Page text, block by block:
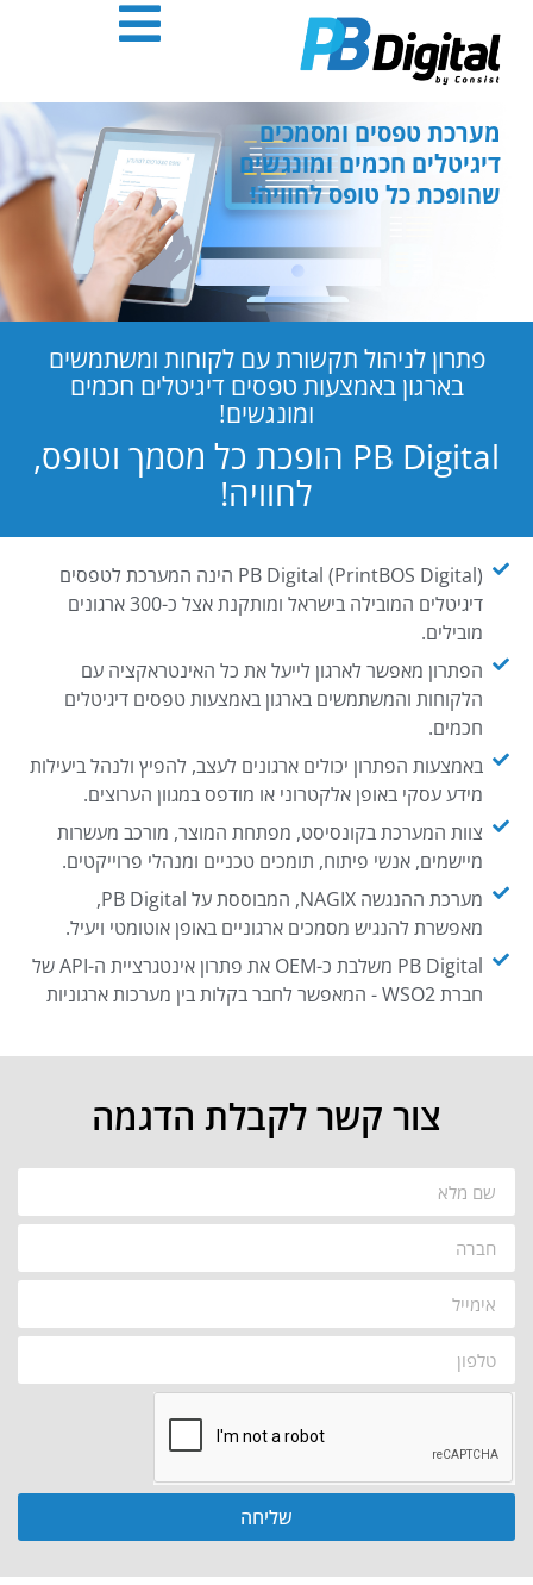
אנטר
מערכת טפסים ומסמכים
דיגיטלים חכמים ומונגשים
שהופכת כל טופס לחוויה!
פתרון לניהול תקשורת עם לקוחות ומשתמשים
בארגון באמצעות טפסים דיגיטלים חכמים
ומונגשים!
PB Digital הופכת כל מסמך וטופס,
לחוויה!
PB Digital (PrintBOS Digital) הינה המערכת לטפסים
דיגיטלים המובילה בישראל ומותקנת אצל כ-300 ארגונים
מובילים.
הפתרון מאפשר לארגון לייעל את כל האינטראקציה עם
הלקוחות והמשתמשים בארגון באמצעות טפסים דיגיטלים
חכמים.
באמצעות הפתרון יכולים ארגונים לעצב, להפיץ ולנהל ביעילות
מידע עסקי באופן אלקטרוני או מודפס במגוון הערוצים.
צוות המערכת בקונסיסט, מפתחת המוצר, מורכב מעשרות
מיישמים, אנשי פיתוח, תומכים טכניים ומנהלי פרוייקטים.
מערכת ההנגשה NAGIX, המבוססת על PB Digital,
מאפשרת להנגיש מסמכים ארגוניים באופן אוטומטי ויעיל.
PB Digital משלבת כ-OEM את פתרון אינטגרציית ה-API של
חברת WSO2 - המאפשר לחבר בקלות בין מערכות ארגוניות
צור קשר לקבלת הדגמה
שליחה